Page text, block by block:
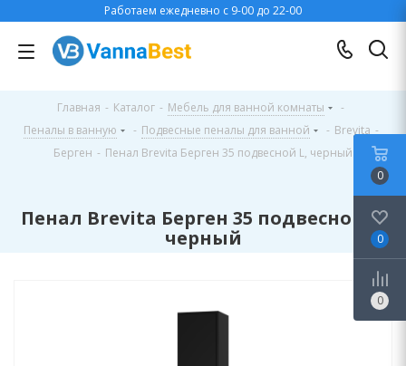
Работаем ежедневно с 9-00 до 22-00
Главная - Каталог - Мебель для ванной комнаты
-
Пеналы в ванную
- Подвесные пеналы для ванной - Brevita -
Берген - Пенал Brevita Берген 35 подвесной L, черный
Пенал Brevita Берген 35 подвесной L,
черный
0
0
0